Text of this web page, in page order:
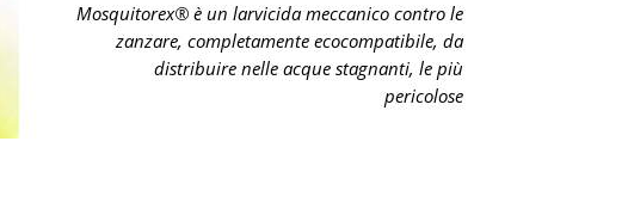
Mosquitorex® è un larvicida meccanico contro le
zanzare, completamente ecocompatibile, da
distribuire nelle acque stagnanti, le più
pericolose